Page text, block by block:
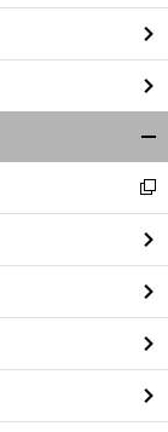
閉
る
新
し
い
ウ
ィ
ン
ド
ウ
で
開